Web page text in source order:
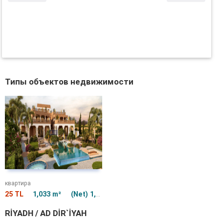
Типы объектов недвижимости
квартира
25 TL 1,033 m² (Net) 1,033 m²
RIYADH / AD DIR`IYAH